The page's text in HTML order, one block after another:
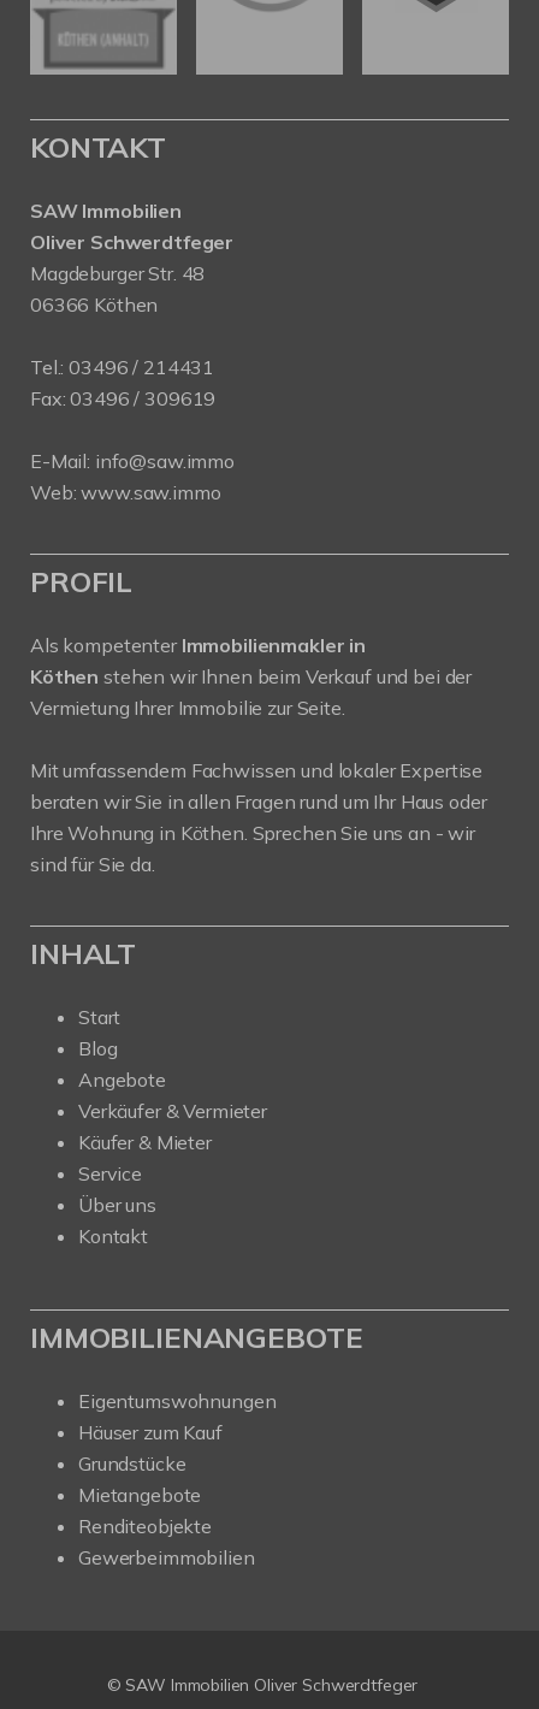
KONTAKT
SAW Immobilien
Oliver Schwerdtfeger
Magdeburger Str. 48
06366 Köthen
Tel.:03496 / 214431
Fax: 03496 / 309619
E-Mail: info@saw.immo
Web:www.saw.immo
PROFIL
Als kompetenter Immobilienmakler in
Köthen stehen wir Ihnen beim Verkauf und bei der
Vermietung Ihrer Immobilie zur Seite.
Mit umfassendem Fachwissen und lokaler Expertise
beraten wir Sie in allen Fragen rund um Ihr Haus oder
Ihre Wohnung in Köthen. Sprechen Sie uns an - wir
sind für Sie da.
INHALT
Start
Blog
Angebote
Verkäufer & Vermieter
Käufer & Mieter
Service
Über uns
Kontakt
IMMOBILIENANGEBOTE
Eigentumswohnungen
Häuser zum Kauf
Grundstücke
Mietangebote
Renditeobjekte
Gewerbeimmobilien
© SAW Immobilien Oliver Schwerdtfeger
SEHR GUT